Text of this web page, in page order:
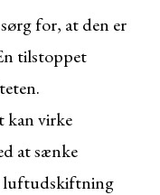
for, at den er
tilstoppet
kan virke
at sænke
luftudskiftning